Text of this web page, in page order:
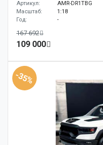
Артикул:
AMR-DR1TBG
Масштаб:
1:18
Год:
-
167 692
109 000
-35%